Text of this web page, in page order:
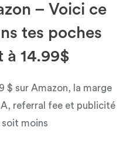
– Voici ce
tes poches
à 14.99$
$ sur Amazon, la marge
referral fee et publicité
soit moins